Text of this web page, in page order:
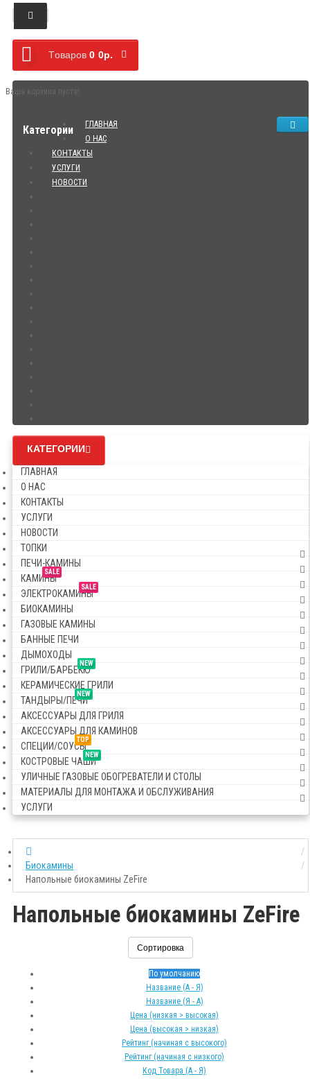
Tоваров 0 0р.
Ваша корзина пуста!
Категории
ГЛАВНАЯ
О НАС
КОНТАКТЫ
УСЛУГИ
НОВОСТИ
КАТЕГОРИИ
ГЛАВНАЯ
О НАС
КОНТАКТЫ
УСЛУГИ
НОВОСТИ
ТОПКИ
ПЕЧИ-КАМИНЫ
SALE
КАМИНЫ
SALE
ЭЛЕКТРОКАМИНЫ
БИОКАМИНЫ
ГАЗОВЫЕ КАМИНЫ
БАННЫЕ ПЕЧИ
ДЫМОХОДЫ
NEW
ГРИЛИ/БАРБЕКЮ
КЕРАМИЧЕСКИЕ ГРИЛИ
NEW
ТАНДЫРЫ/ПЕЧИ
АКСЕССУАРЫ ДЛЯ ГРИЛЯ
АКСЕССУАРЫ ДЛЯ КАМИНОВ
TOP
СПЕЦИИ/СОУСЫ
NEW
КОСТРОВЫЕ ЧАШИ
УЛИЧНЫЕ ГАЗОВЫЕ ОБОГРЕВАТЕЛИ И СТОЛЫ
МАТЕРИАЛЫ ДЛЯ МОНТАЖА И ОБСЛУЖИВАНИЯ
УСЛУГИ
Биокамины
Напольные биокамины ZeFire
Напольные биокамины ZeFire
Сортировка
По умолчанию
Название (А - Я)
Название (Я - А)
Цена (низкая > высокая)
Цена (высокая > низкая)
Рейтинг (начиная с высокого)
Рейтинг (начиная с низкого)
Код Товара (А - Я)